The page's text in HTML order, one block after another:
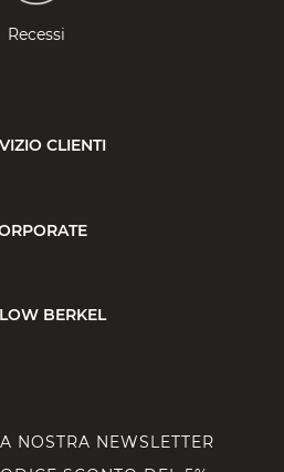
Recessi
CLIENTI
BERKEL
NOSTRA NEWSLETTER